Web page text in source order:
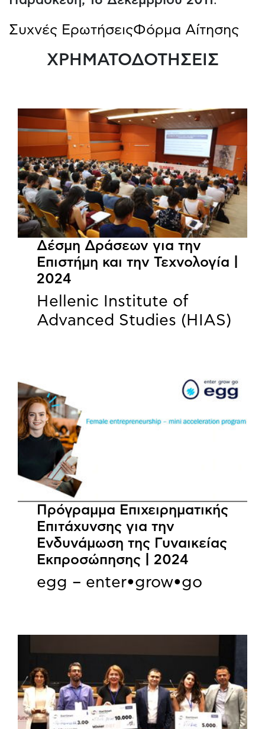
Συχνές ΕρωτήσειςΦόρμα Αίτησης
ΧΡΗΜΑΤΟΔΟΤΗΣΕΙΣ
Δέσμη Δράσεων για την
Επιστήμη και την Τεχνολογία |
2024
Hellenic Institute of
Advanced Studies (HIAS)
Πρόγραμμα Επιχειρηματικής
Επιτάχυνσης για την
Ενδυνάμωση της Γυναικείας
Εκπροσώπησης | 2024
egg – enter•grow•go